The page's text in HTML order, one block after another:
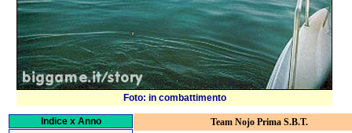
Indice x Anno
Team Nojo Prima S.B.T.
Foto: in combattimento